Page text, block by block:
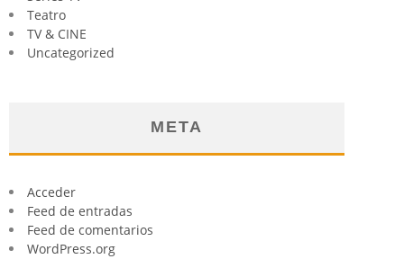
Teatro
TV & CINE
Uncategorized
META
Acceder
Feed de entradas
Feed de comentarios
WordPress.org